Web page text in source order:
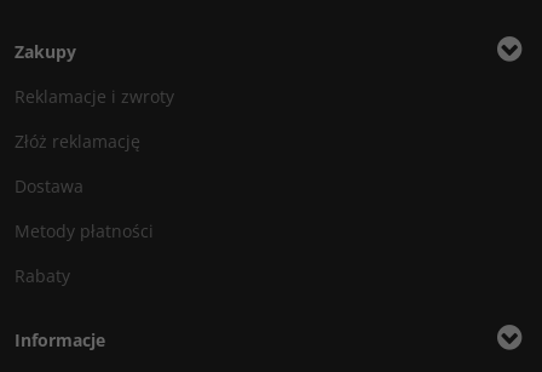
Zakupy
Reklamacje i zwroty
Złóż reklamację
Dostawa
Metody płatności
Rabaty
Informacje